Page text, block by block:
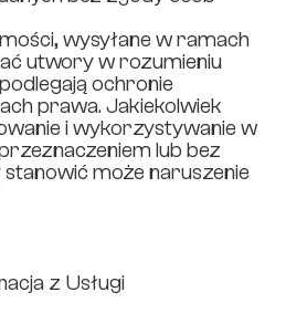
wysyłane w ramach
utwory w rozumieniu
ochronie
prawa. Jakiekolwiek
i wykorzystywanie w
lub bez
może naruszenie
z Usługi